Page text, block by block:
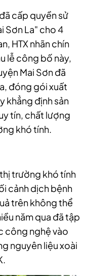
cấp quyền sử
Sơn La" cho 4
HTX nhãn chín
lễ công bố này,
Mai Sơn đã
đóng gói xuất
khẳng định sản
tín, chất lượng
khó tính.
trường khó tính
cảnh dịch bệnh
trên không thể
năm qua đã tập
công nghệ vào
nguyên liệu xoài